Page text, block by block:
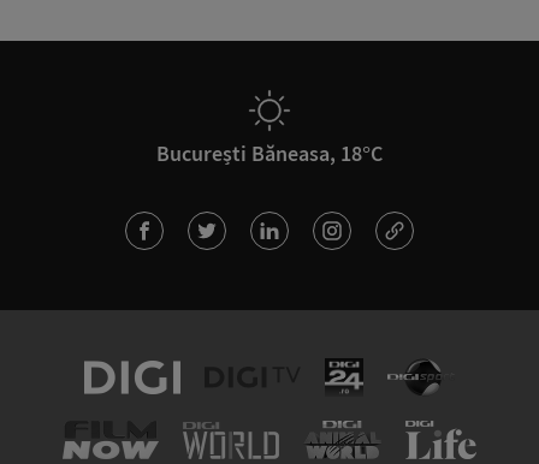
București Băneasa, 18°C